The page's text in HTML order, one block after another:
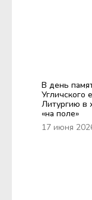
В день
Угличского
Литургию в
«на поле»
17 июня